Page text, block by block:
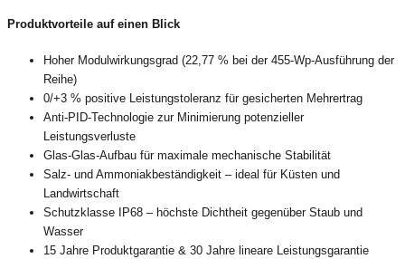
Produktvorteile auf einen Blick
Hoher Modulwirkungsgrad (22,77 % bei der 455-Wp-Ausführung der
Reihe)
0/+3 % positive Leistungstoleranz für gesicherten Mehrertrag
Anti-PID-Technologie zur Minimierung potenzieller
Leistungsverluste
Glas-Glas-Aufbau für maximale mechanische Stabilität
Salz- und Ammoniakbeständigkeit – ideal für Küsten und
Landwirtschaft
Schutzklasse IP68 – höchste Dichtheit gegenüber Staub und
Wasser
15 Jahre Produktgarantie & 30 Jahre lineare Leistungsgarantie